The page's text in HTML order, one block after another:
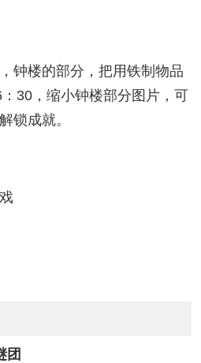
钟楼的部分，把用铁制物品
30，缩小钟楼部分图片，可
锁成就。
团